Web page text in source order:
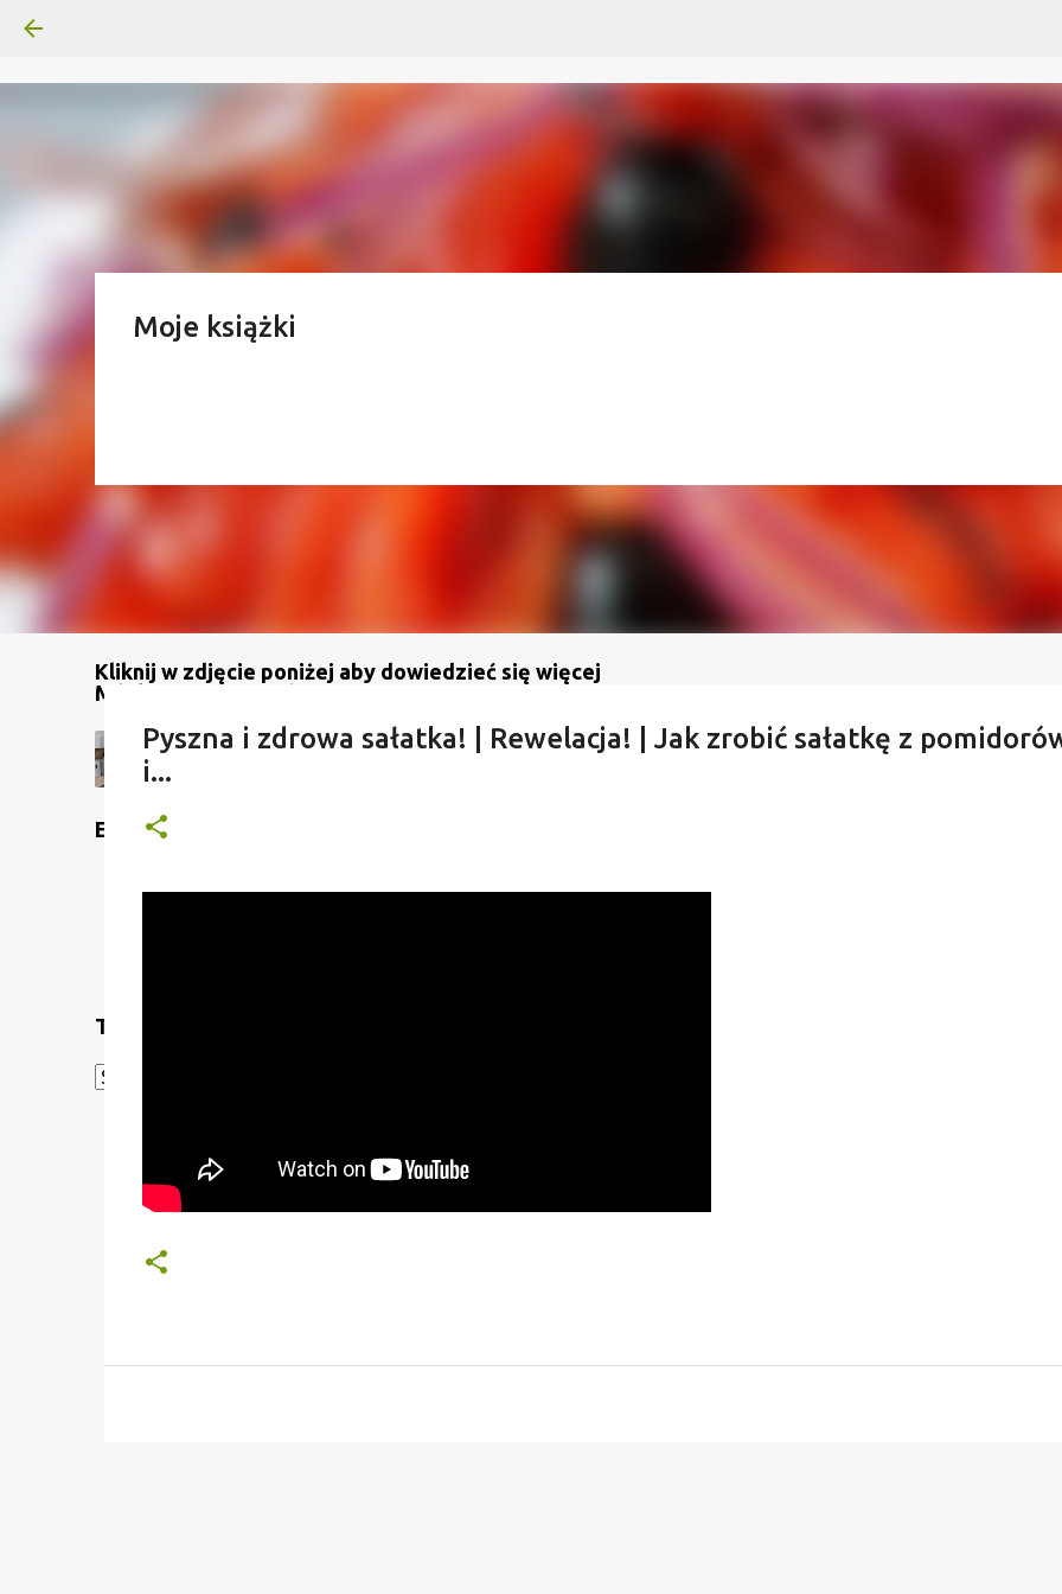
Kliknij w zdjęcie poniżej aby dowiedzieć się więcej
Moje książki
Mój kanał na YouTube
Etykiety
Translate
Pyszna i zdrowa sałatka! | Rewelacja! | Jak zrobić sałatkę z
i...